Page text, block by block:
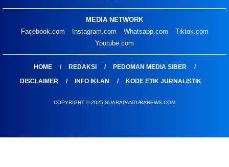
MEDIA NETWORK
Facebook.com
Instagram.com Whatsapp.com
Tiktok.com
Youtube.com
HOME REDAKSI
PEDOMAN MEDIA SIBER
DISCLAIMER
INFO IKLAN KODE ETIK JURNALISTIK
COPYRIGHT © 2025 SUARAPANTURANEWS.COM